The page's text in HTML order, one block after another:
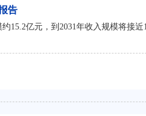
告
15.2亿元，到2031年收入规模将接